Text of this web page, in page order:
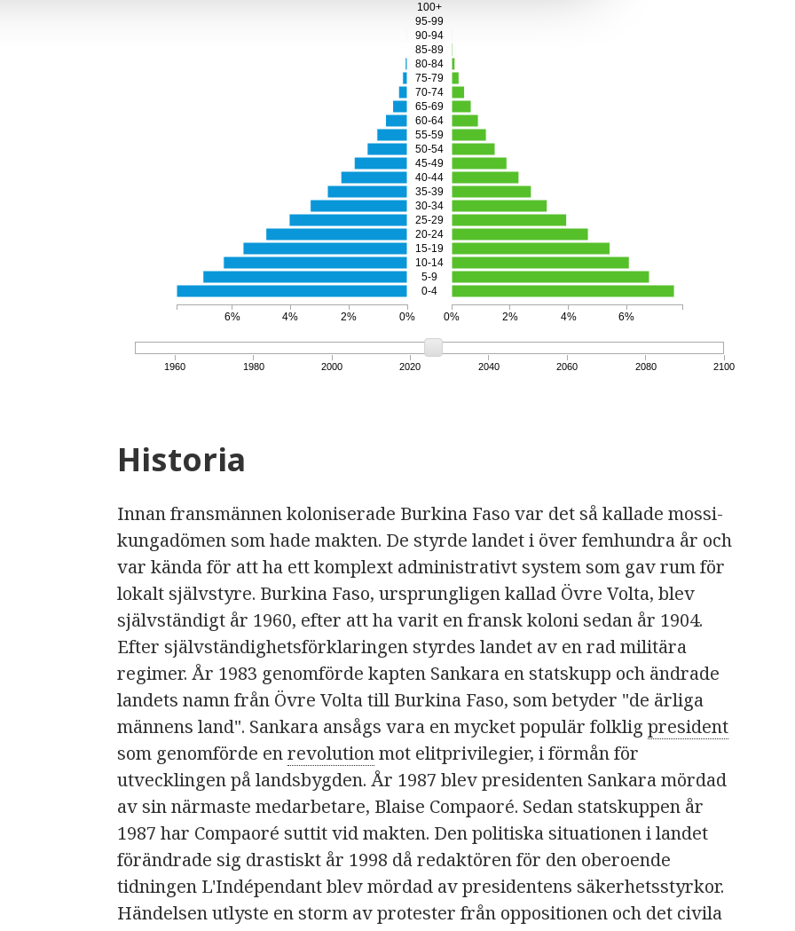
0-4
5-9
10-14
15-19
20-24
25-29
30-34
35-39
40-44
45-49
50-54
55-59
60-64
65-69
70-74
75-79
80-84
85-89
90-94
95-99
100+
0%
2%
4%
6% 0% 2% 4% 6%
1960 1980 2000 2020 2040 2060 2080 2100
Historia
Innan fransmännen koloniserade Burkina Faso var det så kallade mossi-
kungadömen som hade makten. De styrde landet i över femhundra år och
var kända för att ha ett komplext administrativt system som gav rum för
lokalt självstyre. Burkina Faso, ursprungligen kallad Övre Volta, blev
självständigt år 1960, efter att ha varit en fransk koloni sedan år 1904.
Efter självständighetsförklaringen styrdes landet av en rad militära
regimer. År 1983 genomförde kapten Sankara en statskupp och ändrade
landets namn från Övre Volta till Burkina Faso, som betyder "de ärliga
männens land". Sankara ansågs vara en mycket populär folklig president
som genomförde enrevolutionmot elitprivilegier, i förmån för
utvecklingen på landsbygden. År 1987 blev presidenten Sankara mördad
av sin närmaste medarbetare, Blaise Compaoré. Sedan statskuppen år
1987 har Compaoré suttit vid makten. Den politiska situationen i landet
förändrade sig drastiskt år 1998 då redaktören för den oberoende
tidningen L'Indépendant blev mördad av presidentens säkerhetsstyrkor.
Händelsen utlyste en storm av protester från oppositionen och det civila